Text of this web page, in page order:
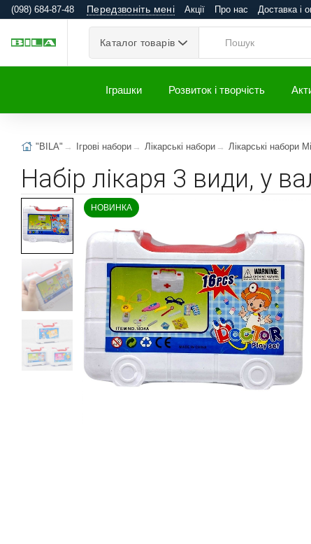
(098) 684-87-48 Передзвоніть мені Акції Про нас Доставка і
Каталог товарів
Іграшки Розвиток і творчість
"BILA" Ігрові набори Лікарські набори Лікарські набори
Набір лікаря 3 види, у
НОВИНКА